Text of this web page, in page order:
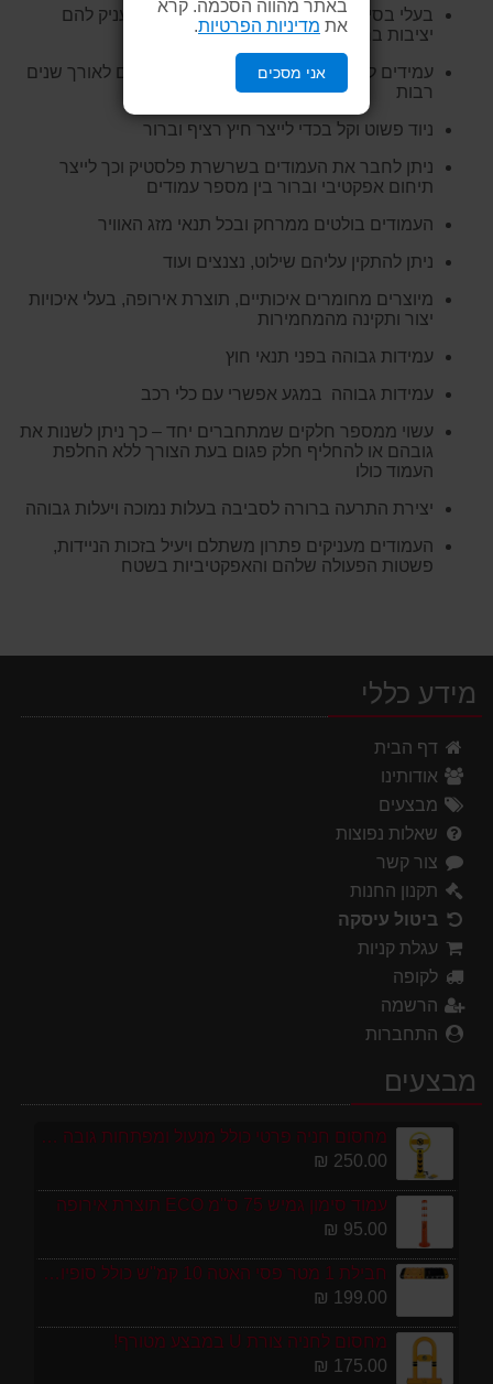
באתר מהווה הסכמה. קרא
את מדיניות הפרטיות.
אני מסכים
בעלי בסיס כבד המונע מהם ליפול ברוח ומעניק להם
יציבות ברוב תנאי מזג האוויר
עמידים לקרני השמש, אינם מתכלים ועמידים לאורך שנים
רבות
ניוד פשוט וקל בכדי לייצר חיץ רציף וברור
ניתן לחבר את העמודים בשרשרת פלסטיק וכך לייצר
תיחום אפקטיבי וברור בין מספר עמודים
העמודים בולטים ממרחק ובכל תנאי מזג האוויר
ניתן להתקין עליהם שילוט, נצנצים ועוד
מיוצרים מחומרים איכותיים, תוצרת אירופה, בעלי איכויות
יצור ותקינה מהמחמירות
עמידות גבוהה בפני תנאי חוץ
עמידות גבוהה במגע אפשרי עם כלי רכב
עשוי ממספר חלקים שמתחברים יחד – כך ניתן לשנות את
גובהם או להחליף חלק פגום בעת הצורך ללא החלפת
העמוד כולו
יצירת התרעה ברורה לסביבה בעלות נמוכה ויעלות גבוהה
העמודים מעניקים פתרון משתלם ויעיל בזכות הניידות,
פשטות הפעולה שלהם והאפקטיביות בשטח
מידע כללי
דף הבית
אודותינו
מבצעים
שאלות נפוצות
צור קשר
תקנון החנות
ביטול עיסקה
עגלת קניות
לקופה
הרשמה
התחברות
מבצעים
מחסום חניה פרטי כולל מנעול ומפתחות גובה 70 ס"מ
250.00 ₪
עמוד סימון גמיש 75 ס''מ ECO תוצרת אירופה
95.00 ₪
חבילת 1 מטר פסי האטה 10 קמ''ש כולל סופיות מפלסטיק
199.00 ₪
מחסום לחניה צורת U במבצע מטורף!
175.00 ₪